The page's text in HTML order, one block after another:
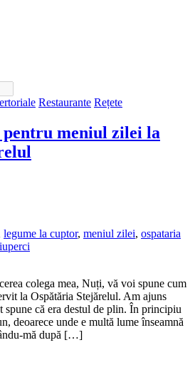
Restaurante Rețete
meniul zilei la
legume la cuptor, meniul zilei, ospataria
colega mea, Nuți, vă voi spune cum
la Ospătăria Stejărelul. Am ajuns
spune că era destul de plin. În principiu
deoarece unde e multă lume înseamnă
mă după […]